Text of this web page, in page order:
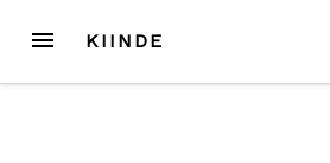
treści
MENU KIINDE